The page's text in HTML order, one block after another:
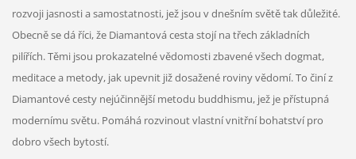
rozvoji jasnosti a samostatnosti, jež jsou v dnešním světě tak důležité.
Obecně se dá říci, že Diamantová cesta stojí na třech základních
pilířích. Těmi jsou prokazatelné vědomosti zbavené všech dogmat,
meditace a metody, jak upevnit již dosažené roviny vědomí. To činí z
Diamantové cesty nejúčinnější metodu buddhismu, jež je přístupná
modernímu světu. Pomáhá rozvinout vlastní vnitřní bohatství pro
dobro všech bytostí.